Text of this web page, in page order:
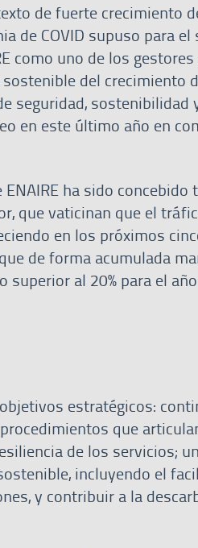
de fuerte crecimiento
de COVID supuso para el
como uno de los
del crecimiento
seguridad, sostenibilidad
en este último año en
ha sido concebido
que vaticinan que el
en los próximos
de forma acumulada
al 20% para el
estratégicos:
que
de los servicios;
incluyendo el
y contribuir a la